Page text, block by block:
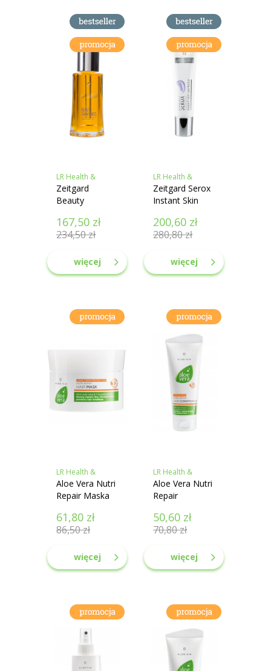
LR Health &
Beauty
Zeitgard
Beauty
Olejek do
twarzy
167,50 zł
234,50zł
więcej
LR Health &
Beauty
Zeitgard Serox
Instant Skin
natychmiastowy
efekt
200,60 zł
280,80zł
więcej
LR Health &
Beauty
Aloe Vera Nutri
Repair Maska
61,80 zł
86,50zł
więcej
LR Health &
Beauty
Aloe Vera Nutri
Repair
włosów
50,60 zł
70,80zł
więcej